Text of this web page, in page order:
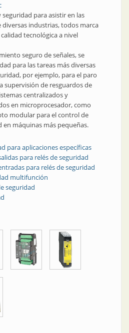
para asistir en las
industrias, todos marca
tecnológica a nivel
seguro de señales, se
para las tareas más diversas
por ejemplo, para el paro
supervisión de resguardos de
centralizados y
en microprocesador, como
modular para el control de
en máquinas más pequeñas.
para aplicaciones específicas
para relés de seguridad
para relés de seguridad
multifunción
seguridad